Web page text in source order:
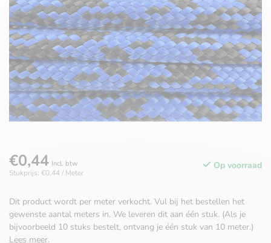
€0,44 Incl. btw
Stukprijs: €0,44 / Meter
Op voorraad
Dit product wordt per meter verkocht. Vul bij het bestellen het
gewenste aantal meters in. We leveren dit aan één stuk. (Als je
bijvoorbeeld 10 stuks bestelt, ontvang je één stuk van 10 meter.)
Lees meer.